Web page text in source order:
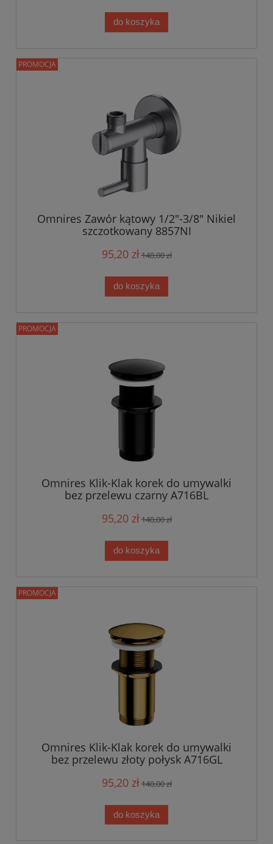
do koszyka
Omnires Zawór kątowy 1/2"-3/8" Nikiel
szczotkowany 8857NI
95,20 zł140,00 zł
do koszyka
PROMOCJA
Omnires Klik-Klak korek do umywalki
bez przelewu czarny A716BL
95,20 zł140,00 zł
do koszyka
PROMOCJA
Omnires Klik-Klak korek do umywalki
bez przelewu złoty połysk A716GL
95,20 zł140,00 zł
do koszyka
PROMOCJA